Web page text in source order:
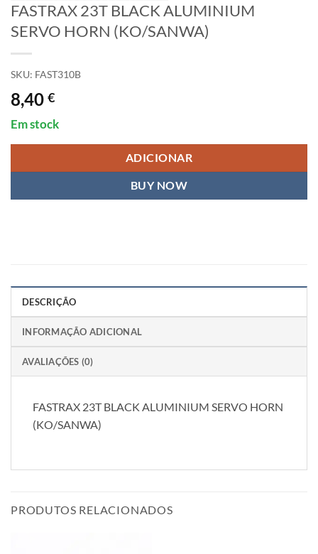
FASTRAX 23T BLACK ALUMINIUM
SERVO HORN (KO/SANWA)
SKU: FAST310B
8,40 €
Em stock
ADICIONAR
BUY NOW
DESCRIÇÃO
INFORMAÇÃO ADICIONAL
AVALIAÇÕES (0)
FASTRAX 23T BLACK ALUMINIUM SERVO HORN
(KO/SANWA)
PRODUTOS RELACIONADOS